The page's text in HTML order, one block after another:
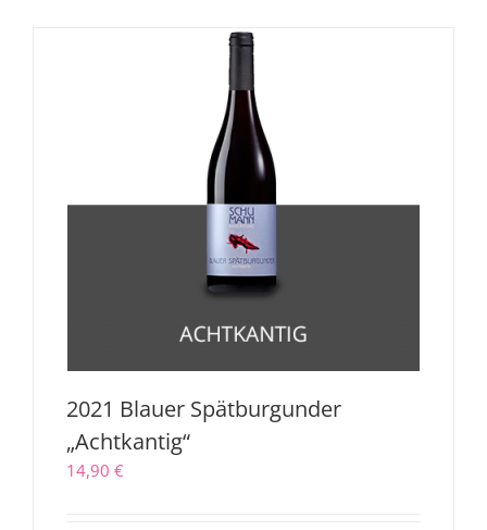
2021 Blauer Spätburgunder
„Achtkantig“
14,90 €